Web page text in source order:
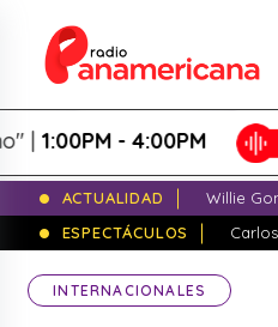
- 4:00PM
ACTUALIDAD
Willie
ESPECTÁCULOS
INTERNACIONALES